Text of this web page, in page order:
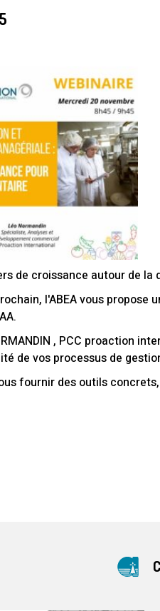
de croissance autour de
l'ABEA vous
, PCC proaction
de vos processus de
fournir des outils